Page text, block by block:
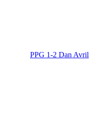
PPG 1-2 Dan Avril